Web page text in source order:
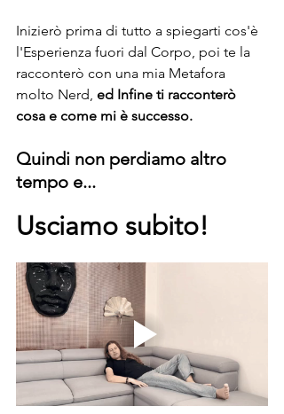
Inizierò prima di tutto a spiegarti cos'è
l'Esperienza fuori dal Corpo, poi te la
racconterò con una mia Metafora
molto Nerd, ed Infine ti racconterò
cosa e come mi è successo.
Quindi non perdiamo altro
tempo e...
Usciamo subito!